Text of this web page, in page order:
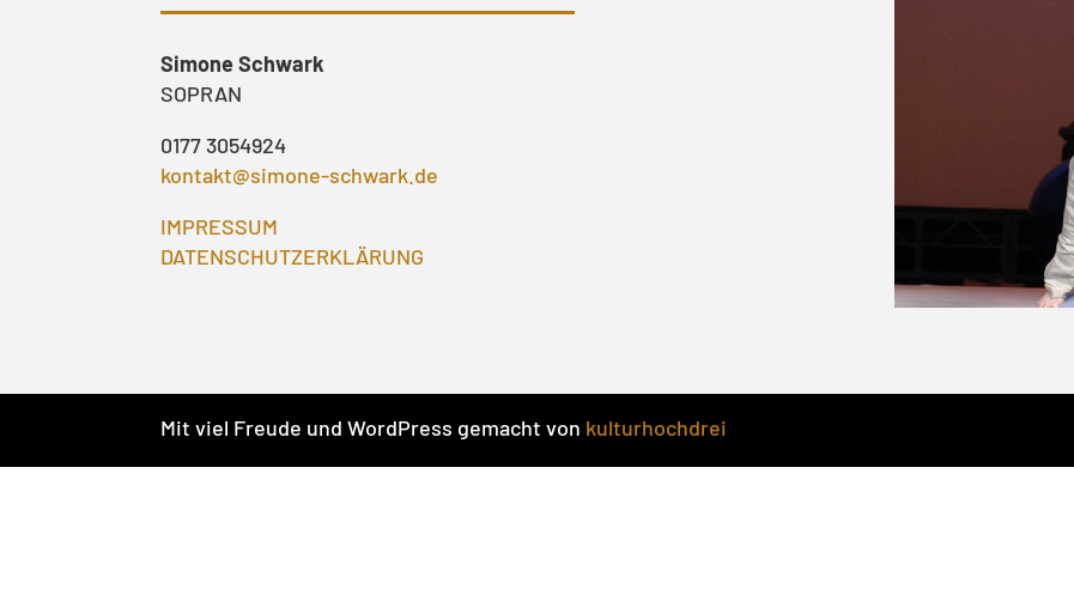
Simone Schwark
SOPRAN
0177 3054924
kontakt@simone-schwark.de
IMPRESSUM
DATENSCHUTZERKLÄRUNG
Mit viel Freude und WordPress gemacht von kulturhochdrei